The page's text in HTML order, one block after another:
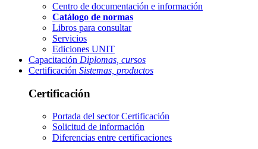
Centro de documentación e información
Catálogo de normas
Libros para consultar
Servicios
Ediciones UNIT
Capacitación Diplomas, cursos
Certificación Sistemas, productos
Certificación
Portada del sectorCertificación
Solicitud de información
Diferencias entre certificaciones